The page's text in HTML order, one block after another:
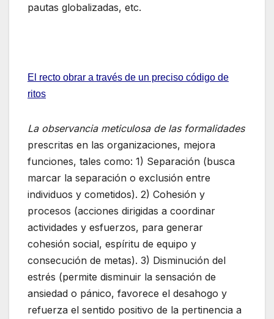
pautas globalizadas, etc.
El recto obrar a través de un preciso código de
ritos
La observancia meticulosa de las formalidades
prescritas en las organizaciones, mejora
funciones, tales como: 1) Separación (busca
marcar la separación o exclusión entre
individuos y cometidos). 2) Cohesión y
procesos (acciones dirigidas a coordinar
actividades y esfuerzos, para generar
cohesión social, espíritu de equipo y
consecución de metas). 3) Disminución del
estrés (permite disminuir la sensación de
ansiedad o pánico, favorece el desahogo y
refuerza el sentido positivo de la pertinencia a